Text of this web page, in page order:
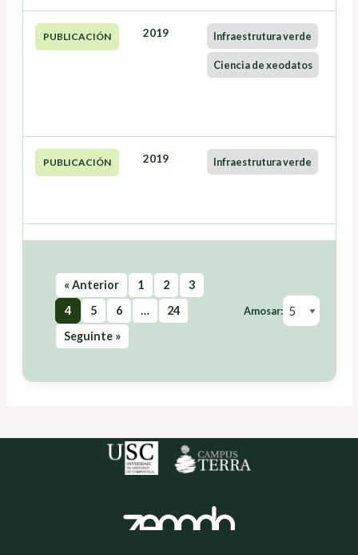
PUBLICACIÓN 2019 Infraestrutura verde
Ciencia de xeodatos
PUBLICACIÓN 2019 Infraestrutura verde
« Anterior 1 2
3
4
5 6 …
24
Seguinte »
Amosar: